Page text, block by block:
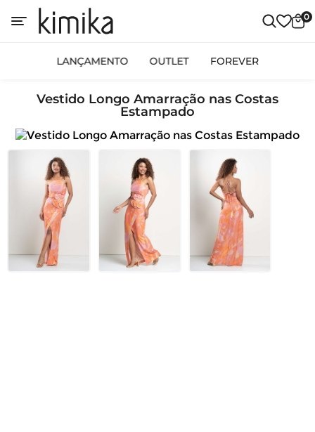
0
LANÇAMENTO OUTLET FOREVER
Vestido Longo Amarração nas Costas
Estampado